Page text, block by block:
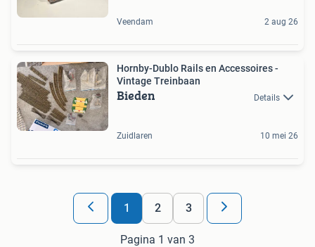
Veendam 2 aug 26
Hornby-Dublo Rails en Accessoires -
Vintage Treinbaan
Bieden Details
Zuidlaren 10 mei 26
1 2 3
Pagina 1 van 3